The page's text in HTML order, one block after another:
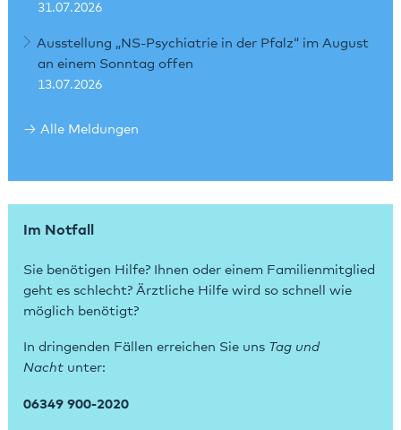
31.07.2026
Ausstellung „NS-Psychiatrie in der Pfalz“ im August
an einem Sonntag offen
13.07.2026
Alle Meldungen
Im Notfall
Sie benötigen Hilfe? Ihnen oder einem Familienmitglied
geht es schlecht? Ärztliche Hilfe wird so schnell wie
möglich benötigt?
In dringenden Fällen erreichen Sie uns Tag und
Nacht unter:
06349 900-2020